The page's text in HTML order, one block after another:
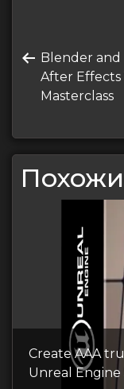
по
записям
Предыдущая
запись
Blender and
After Effects
Masterclass
Create AAA
Unreal Engine